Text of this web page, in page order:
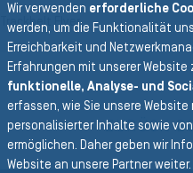
Trackbelt Flyer
Zurück zur Hauptnavigation
ZURÜCK
Wir verwenden erforderliche
werden, um die Funktionalität
Erreichbarkeit und
Erfahrungen mit unserer
funktionelle, Analyse- und
erfassen, wie Sie unsere
personalisierter Inhalte sowie
ermöglichen. Daher geben wir
Website an unsere Partner